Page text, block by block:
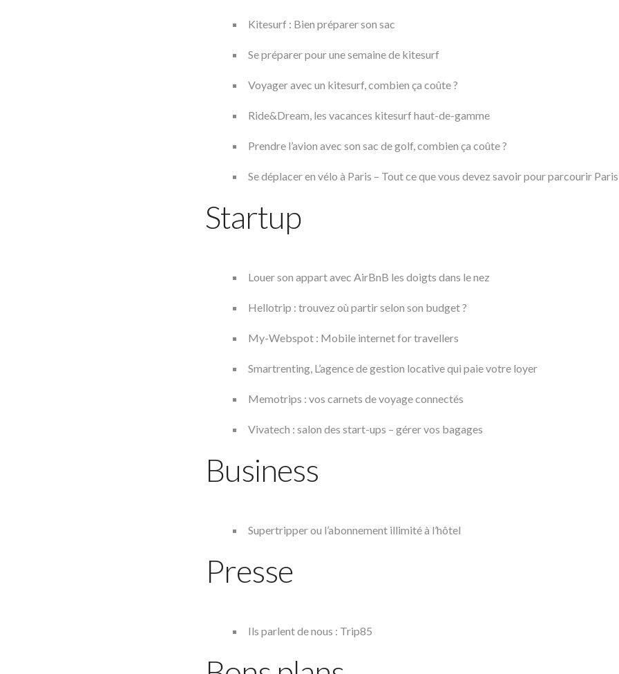
Kitesurf : Bien préparer son sac
Se préparer pour une semaine de kitesurf
Voyager avec un kitesurf, combien ça coûte ?
Ride&Dream, les vacances kitesurf haut-de-gamme
Prendre l’avion avec son sac de golf, combien ça coûte ?
Se déplacer en vélo à Paris – Tout ce que vous devez savoir pour parcourir
Startup
Louer son appart avec AirBnB les doigts dans le nez
Hellotrip : trouvez où partir selon son budget ?
My-Webspot : Mobile internet for travellers
Smartrenting, L’agence de gestion locative qui paie votre loyer
Memotrips : vos carnets de voyage connectés
Vivatech : salon des start-ups – gérer vos bagages
Business
Supertripper ou l’abonnement illimité à l’hôtel
Presse
Ils parlent de nous : Trip85